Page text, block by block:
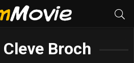
Broch